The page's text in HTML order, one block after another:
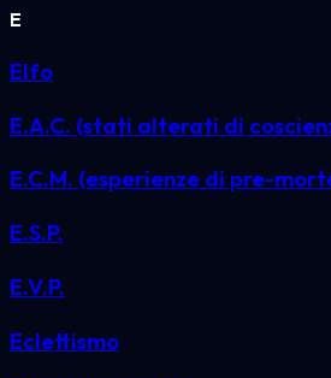
E
Elfo
E.A.C. (stati alterati di
E.C.M. (esperienze di pre-
E.S.P.
E.V.P.
Eclettismo